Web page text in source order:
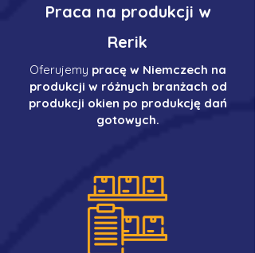
Praca na produkcji w
Rerik
Oferujemy pracę w Niemczech na
produkcji w różnych branżach od
produkcji okien po produkcję dań
gotowych.